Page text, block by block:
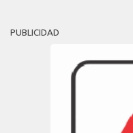
PUBLICIDAD